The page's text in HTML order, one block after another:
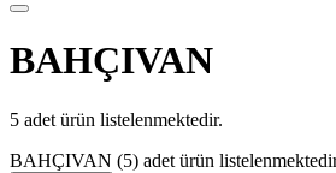
BAHÇIVAN
5 adet ürün listelenmektedir.
BAHÇIVAN (5) adet ürün